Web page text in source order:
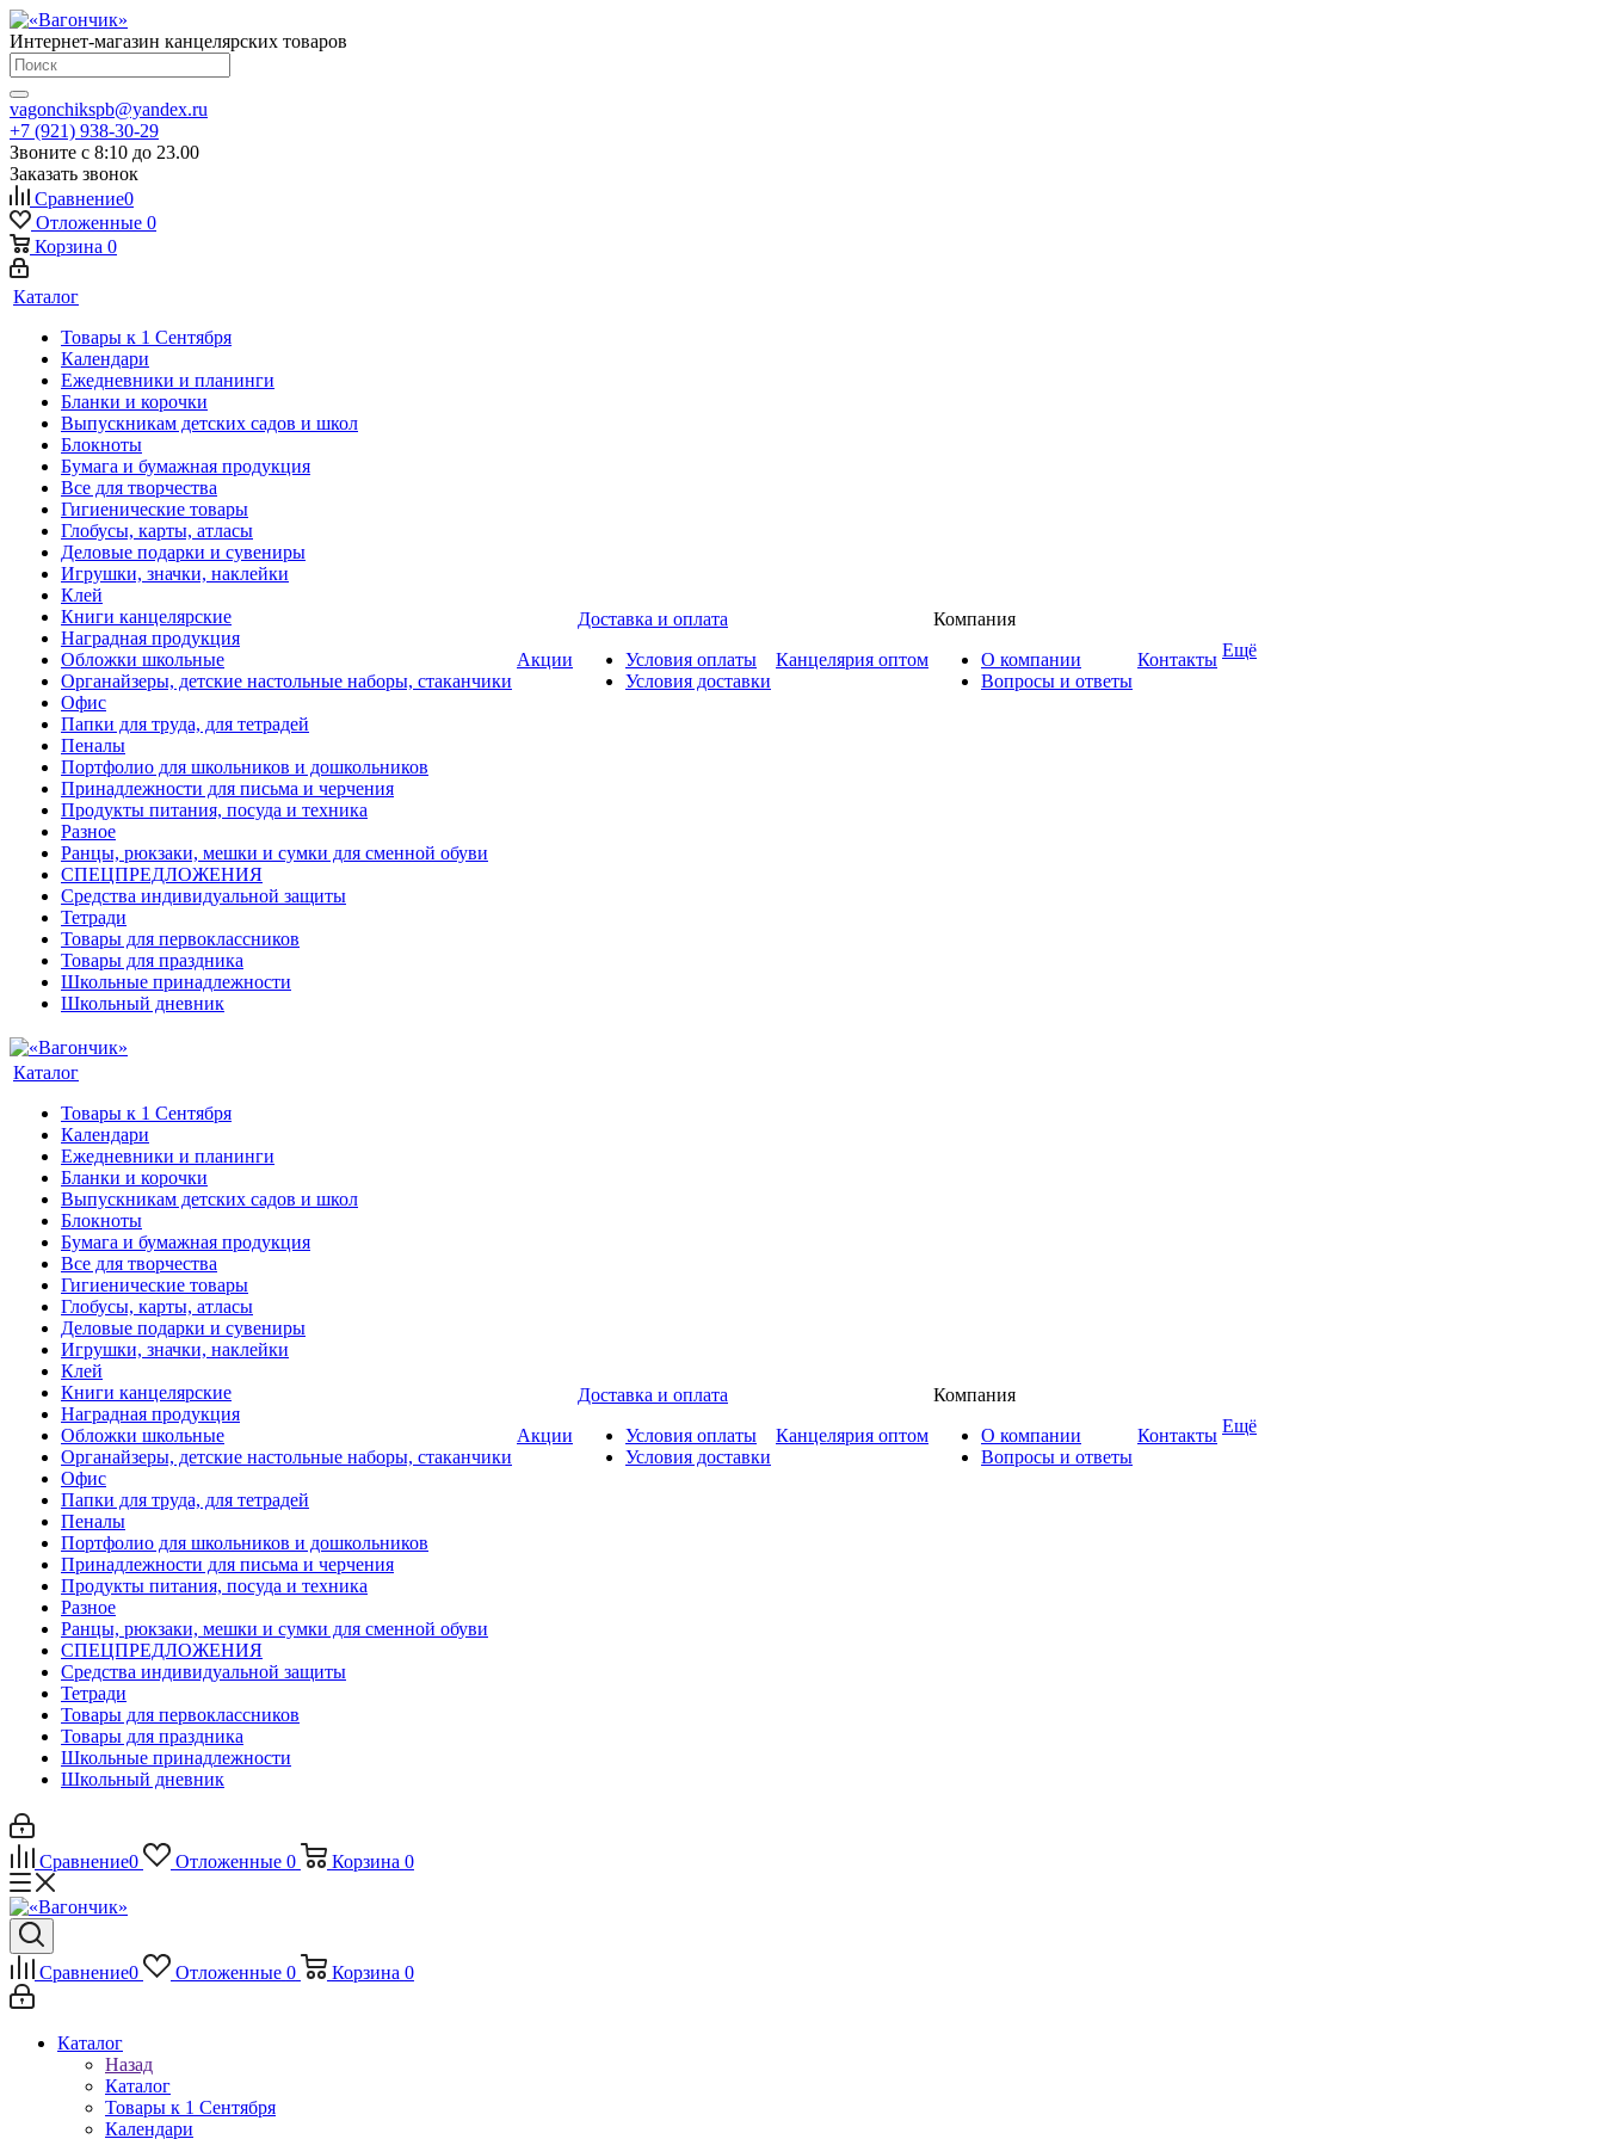
Интернет-магазин канцелярских товаров
vagonchikspb@yandex.ru
+7 (921) 938-30-29
Звоните с 8:10 до 23.00
Заказать звонок
Сравнение0
Отложенные 0
Корзина 0
Каталог
Товары к 1 Сентября
Календари
Ежедневники и планинги
Бланки и корочки
Выпускникам детских садов и школ
Блокноты
Бумага и бумажная продукция
Все для творчества
Гигиенические товары
Глобусы, карты, атласы
Деловые подарки и сувениры
Игрушки, значки, наклейки
Клей
Книги канцелярские
Наградная продукция
Обложки школьные
Органайзеры, детские настольные наборы, стаканчики
Офис
Папки для труда, для тетрадей
Пеналы
Портфолио для школьников и дошкольников
Принадлежности для письма и черчения
Продукты питания, посуда и техника
Разное
Ранцы, рюкзаки, мешки и сумки для сменной обуви
СПЕЦПРЕДЛОЖЕНИЯ
Средства индивидуальной защиты
Тетради
Товары для первоклассников
Товары для праздника
Школьные принадлежности
Школьный дневник
Акции
Доставка и оплата
Условия оплаты
Условия доставки
Канцелярия оптом
Компания
О компании
Вопросы и ответы
Контакты Ещё
Каталог
Товары к 1 Сентября
Календари
Ежедневники и планинги
Бланки и корочки
Выпускникам детских садов и школ
Блокноты
Бумага и бумажная продукция
Все для творчества
Гигиенические товары
Глобусы, карты, атласы
Деловые подарки и сувениры
Игрушки, значки, наклейки
Клей
Книги канцелярские
Наградная продукция
Обложки школьные
Органайзеры, детские настольные наборы, стаканчики
Офис
Папки для труда, для тетрадей
Пеналы
Портфолио для школьников и дошкольников
Принадлежности для письма и черчения
Продукты питания, посуда и техника
Разное
Ранцы, рюкзаки, мешки и сумки для сменной обуви
СПЕЦПРЕДЛОЖЕНИЯ
Средства индивидуальной защиты
Тетради
Товары для первоклассников
Товары для праздника
Школьные принадлежности
Школьный дневник
Акции
Доставка и оплата
Условия оплаты
Условия доставки
Канцелярия оптом
Компания
О компании
Вопросы и ответы
Контакты Ещё
Сравнение0 Отложенные 0 Корзина 0
Сравнение0 Отложенные 0 Корзина 0
Каталог
Назад
Каталог
Товары к 1 Сентября
Календари